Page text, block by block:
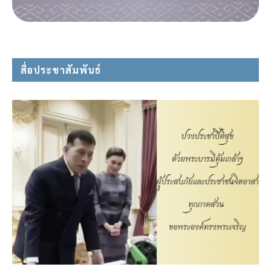
สื่อประชาสัมพันธ์